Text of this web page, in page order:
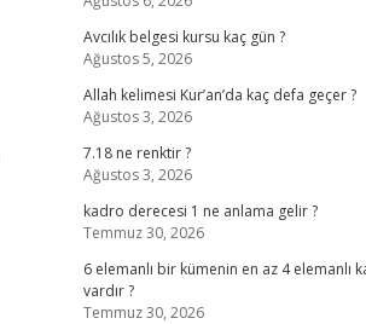
Avcılık belgesi kursu kaç gün ?
Ağustos 5, 2026
Allah kelimesi Kur’an’da kaç defa geçer ?
Ağustos 3, 2026
7.18 ne renktir ?
Ağustos 3, 2026
kadro derecesi 1 ne anlama gelir ?
Temmuz 30, 2026
6 elemanlı bir kümenin en az 4 elemanlı
vardır ?
Temmuz 30, 2026